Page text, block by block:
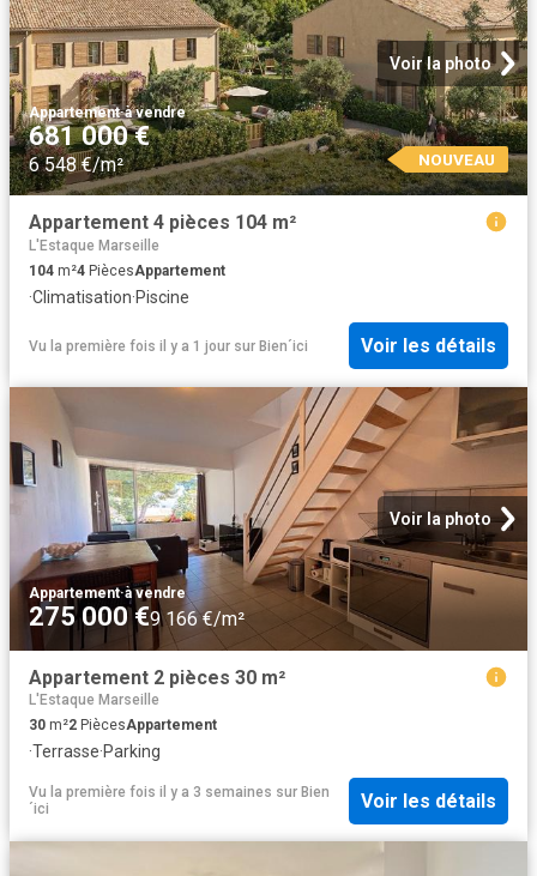
Voir la photo
Appartement·à vendre
681 000 €
6 548 €/m² NOUVEAU
Appartement 4 pièces 104 m²
L'Estaque Marseille
104 m²4 PiècesAppartement
·Climatisation·Piscine
Vu la première fois il y a 1 jour sur Bien´ici Voir les détails
Voir la photo
Appartement·à vendre
275 000 €9 166 €/m²
Appartement 2 pièces 30 m²
L'Estaque Marseille
30 m²2 PiècesAppartement
·Terrasse·Parking
Vu la première fois il y a 3 semaines sur Bien
´ici
Voir les détails